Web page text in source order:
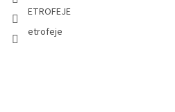
ETROFEJE
etrofeje